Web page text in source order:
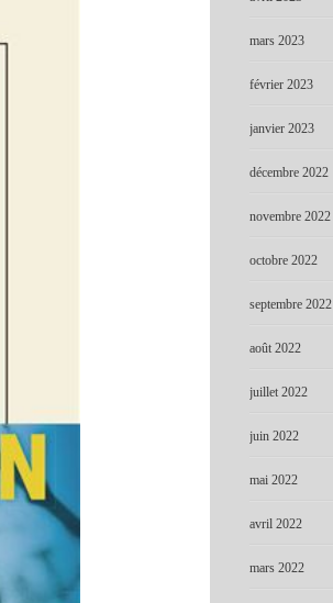
mars 2023
février 2023
janvier 2023
décembre 2022
novembre 2022
octobre 2022
septembre 2022
août 2022
juillet 2022
juin 2022
mai 2022
avril 2022
mars 2022